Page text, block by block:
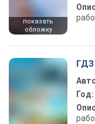
показать
обложку
ГДЗ
Год: